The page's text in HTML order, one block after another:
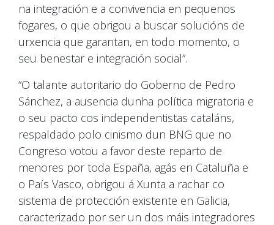
na integración e a convivencia en pequenos
fogares, o que obrigou a buscar solucións de
urxencia que garantan, en todo momento, o
seu benestar e integración social”.
“O talante autoritario do Goberno de Pedro
Sánchez, a ausencia dunha política migratoria e
o seu pacto cos independentistas cataláns,
respaldado polo cinismo dun BNG que no
Congreso votou a favor deste reparto de
menores por toda España, agás en Cataluña e
o País Vasco, obrigou á Xunta a rachar co
sistema de protección existente en Galicia,
caracterizado por ser un dos máis integradores